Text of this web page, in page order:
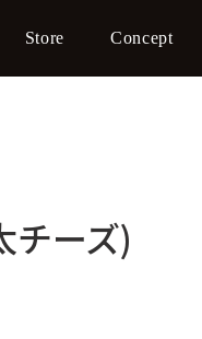
Store Concept
ーズ)